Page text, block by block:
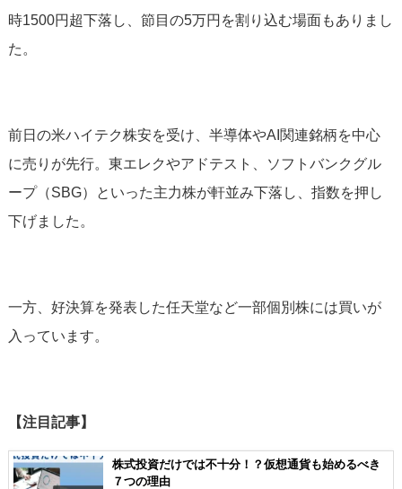
時1500円超下落し、節目の5万円を割り込む場面もありまし
た。
前日の米ハイテク株安を受け、半導体やAI関連銘柄を中心
に売りが先行。東エレクやアドテスト、ソフトバンクグル
ープ（SBG）といった主力株が軒並み下落し、指数を押し
下げました。
一方、好決算を発表した任天堂など一部個別株には買いが
入っています。
【注目記事】
株式投資だけでは不十分！？仮想通貨も始めるべき
７つの理由